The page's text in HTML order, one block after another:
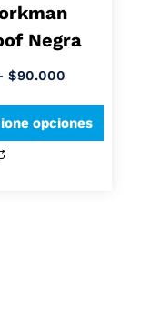
Negra
$90.000
opciones